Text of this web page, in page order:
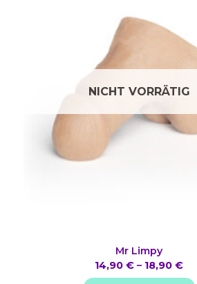
NICHT VORRÄTIG
Mr Limpy
14,90€ – 18,90€